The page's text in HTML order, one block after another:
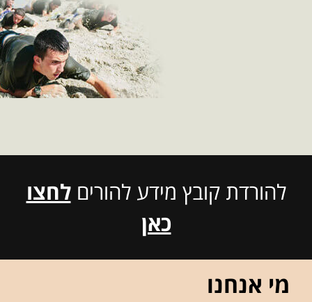
להורדת קובץ מידע להוריםלחצו
כאן
מי אנחנו